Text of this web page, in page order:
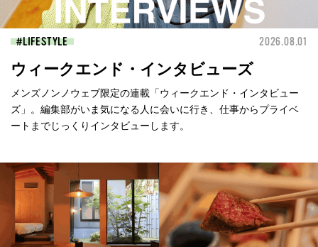
LIFESTYLE 2026.08.01
ウィークエンド・インタビューズ
メンズノンノウェブ限定の連載「ウィークエンド・インタビュー
ズ」。編集部がいま気になる人に会いに行き、仕事からプライベ
ートまでじっくりインタビューします。